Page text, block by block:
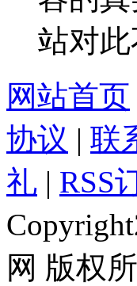
站对
网站首页
协议 | 联
礼 | RSS
网 版权